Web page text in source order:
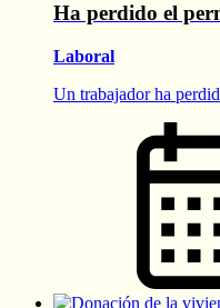
Ha perdido el
Laboral
Un trabajador ha